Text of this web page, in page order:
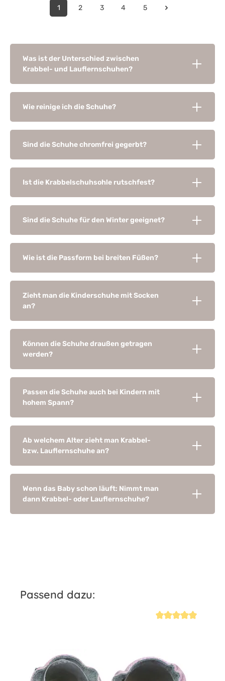
1 2 3 4 5
Was ist der Unterschied zwischen
Krabbel- und Lauflernschuhen?
Wie reinige ich die Schuhe?
Sind die Schuhe chromfrei gegerbt?
Ist die Krabbelschuhsohle rutschfest?
Sind die Schuhe für den Winter geeignet?
Wie ist die Passform bei breiten Füßen?
Zieht man die Kinderschuhe mit Socken
an?
Können die Schuhe draußen getragen
werden?
Passen die Schuhe auch bei Kindern mit
hohem Spann?
Ab welchem Alter zieht man Krabbel-
bzw. Lauflernschuhe an?
Wenn das Baby schon läuft: Nimmt man
dann Krabbel- oder Lauflernschuhe?
Produktgalerie überspringen
Passend dazu: